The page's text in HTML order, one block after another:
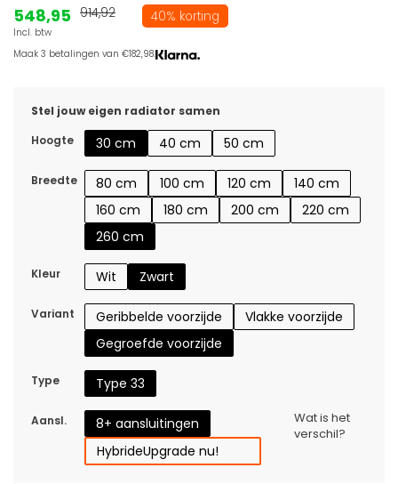
548,95
Incl. btw
914,92 40% korting
Maak 3 betalingen van €182,98.
Stel jouw eigen radiator samen
Hoogte
30 cm 40 cm 50 cm
Breedte 80 cm 100 cm 120 cm
140 cm
160 cm
180 cm 200 cm
220 cm
260 cm
Kleur Wit Zwart
Variant Geribbelde voorzijde
Vlakke voorzijde
Gegroefde voorzijde
Type Type 33
Aansl.
8+ aansluitingen
HybrideUpgrade nu!
Wat is het
verschil?